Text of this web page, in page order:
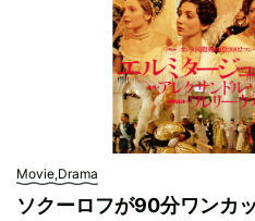
Movie,Drama
ソクーロフが90分ワンカ